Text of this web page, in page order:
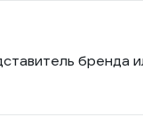
бренда